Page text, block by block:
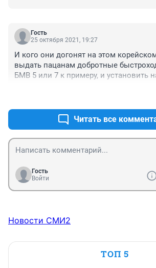
Гость
25 октября 2021, 19:27
И кого они догонят на этом
выдать пацанам добротные
БМВ 5 или 7 к примеру, и установить
Читать все
Гость
Войти
Новости СМИ2
ТОП 5